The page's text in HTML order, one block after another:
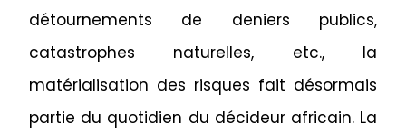
détournements de deniers publics,
catastrophes naturelles, etc., la
matérialisation des risques fait désormais
partie du quotidien du décideur africain. La